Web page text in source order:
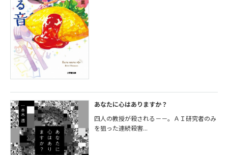
あなたに心はありますか？
四人の教授が殺される－－。ＡＩ研究者のみ
を狙った連続殺害...